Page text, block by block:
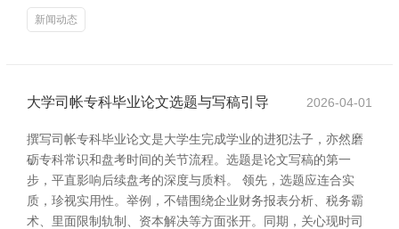
新闻动态
大学司帐专科毕业论文选题与写稿引导 2026-04-01
撰写司帐专科毕业论文是大学生完成学业的进犯法子，亦然磨
砺专科常识和盘考时间的关节流程。选题是论文写稿的第一
步，平直影响后续盘考的深度与质料。 领先，选题应连合实
质，珍视实用性。举例，不错围绕企业财务报表分析、税务霸
术、里面限制轨制、资本解决等方面张开。同期，关心现时司